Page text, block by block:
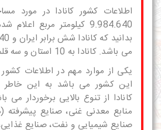
اطلاعات کشور کانادا در مورد
9.984.640 کیلومتر مربع
می باشد. کانادا به 10 استان و سه قلمرو تقسیم می شود.
یکی از موارد مهم در اطلاعات کشور
این کشور می باشد به این خاطر
کانادا از تنوع بالایی برخوردار می
منابع معدنی غنی، صنایع
صنایع شیمیایی و نفت، صنایع